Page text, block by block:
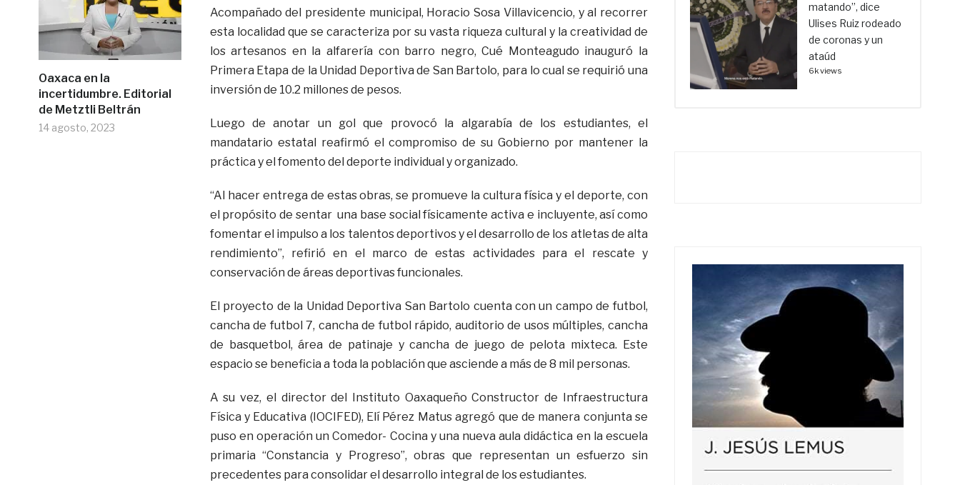
Oaxaca en la
incertidumbre. Editorial
de Metztli Beltrán
14 agosto, 2023
Acompañado del presidente municipal, Horacio Sosa Villavicencio, y al recorrer
esta localidad que se caracteriza por su vasta riqueza cultural y la creatividad de
los artesanos en la alfarería con barro negro, Cué Monteagudo inauguró la
Primera Etapa de la Unidad Deportiva de San Bartolo, para lo cual se requirió una
inversión de 10.2 millones de pesos.
Luego de anotar un gol que provocó la algarabía de los estudiantes, el
mandatario estatal reafirmó el compromiso de su Gobierno por mantener la
práctica y el fomento del deporte individual y organizado.
“Al hacer entrega de estas obras, se promueve la cultura física y el deporte, con
el propósito de sentar una base social físicamente activa e incluyente, así como
fomentar el impulso a los talentos deportivos y el desarrollo de los atletas de alta
rendimiento”, refirió en el marco de estas actividades para el rescate y
conservación de áreas deportivas funcionales.
El proyecto de la Unidad Deportiva San Bartolo cuenta con un campo de futbol,
cancha de futbol 7, cancha de futbol rápido, auditorio de usos múltiples, cancha
de basquetbol, área de patinaje y cancha de juego de pelota mixteca. Este
espacio se beneficia a toda la población que asciende a más de 8 mil personas.
A su vez, el director del Instituto Oaxaqueño Constructor de Infraestructura
Física y Educativa (IOCIFED), Elí Pérez Matus agregó que de manera conjunta se
puso en operación un Comedor- Cocina y una nueva aula didáctica en la escuela
primaria “Constancia y Progreso”, obras que representan un esfuerzo sin
precedentes para consolidar el desarrollo integral de los estudiantes.
matando”, dice
Ulises Ruiz rodeado
de coronas y un
ataúd
6k views